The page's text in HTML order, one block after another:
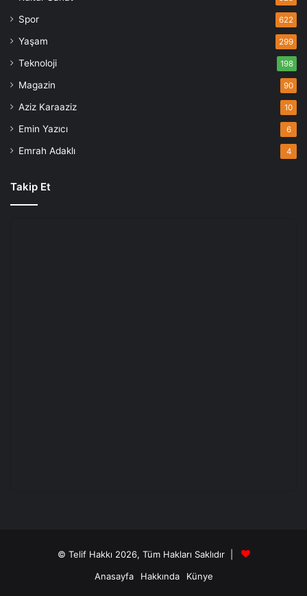
Spor 622
Yaşam 299
Teknoloji 198
Magazin 90
Aziz Karaaziz 10
Emin Yazıcı 6
Emrah Adaklı 4
Takip Et
© Telif Hakkı 2026, Tüm Hakları Saklıdır |
Anasayfa
Hakkında Künye